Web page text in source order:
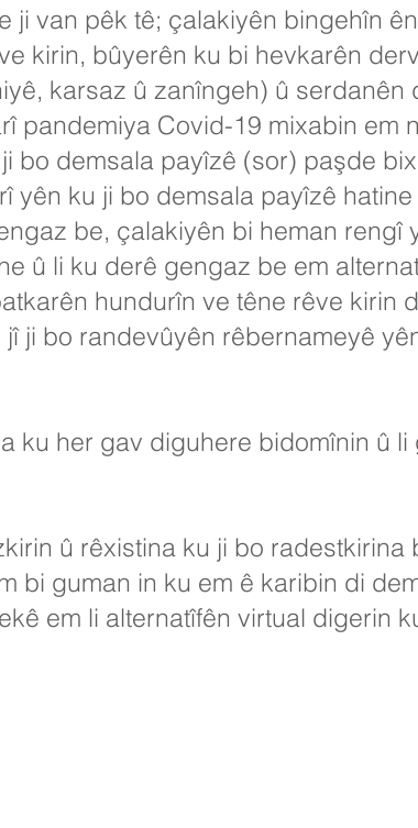
ji van pêk tê; çalakiyên bingehîn
kirin, bûyerên ku bi hevkarên
karsaz û zanîngeh) û serdanên
pandemiya Covid-19 mixabin em
bo demsala payîzê (sor) paşde
yên ku ji bo demsala payîzê hatine
be, çalakiyên bi heman rengî
û li ku derê gengaz be em
hundurîn ve têne rêve kirin
ji bo randevûyên rêbernameyê
ku her gav diguhere bidomînin û
û rêxistina ku ji bo
bi guman in ku em ê karibin di
em li alternatîfên virtual digerin